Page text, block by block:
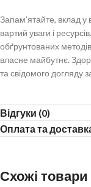
Запам’ятайте, вклад
вартий уваги і
обґрунтованих
власне майбутнє.
та свідомого догляду
Відгуки (0)
Оплата та
Схожі товари